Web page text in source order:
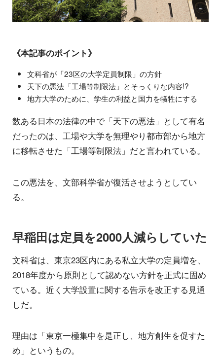
《本記事のポイント》
文科省が「23区の大学定員制限」の方針
天下の悪法「工場等制限法」とそっくりな内容!?
地方大学のために、学生の利益と国力を犠牲にする
数ある日本の法律の中で「天下の悪法」として有名
だったのは、工場や大学を無理やり都市部から地方
に移転させた「工場等制限法」だと言われている。
この悪法を、文部科学省が復活させようとしてい
る。
早稲田は定員を2000人減らしていた
文科省は、東京23区内にある私立大学の定員増を、
2018年度から原則として認めない方針を正式に固め
ている。近く大学設置に関する告示を改正する見通
しだ。
理由は「東京一極集中を是正し、地方創生を促すた
め」というもの。